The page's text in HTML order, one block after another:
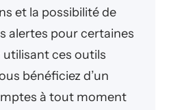
et la possibilité de
alertes pour certaines
ces outils
bénéficiez d’un
à tout moment